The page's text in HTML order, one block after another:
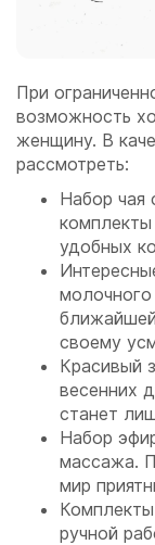
При
возможность
женщину. В
рассмотреть:
Набор чая
удобных
своему
Красивый
весенних
станет
Набор
массажа.
мир
ручной